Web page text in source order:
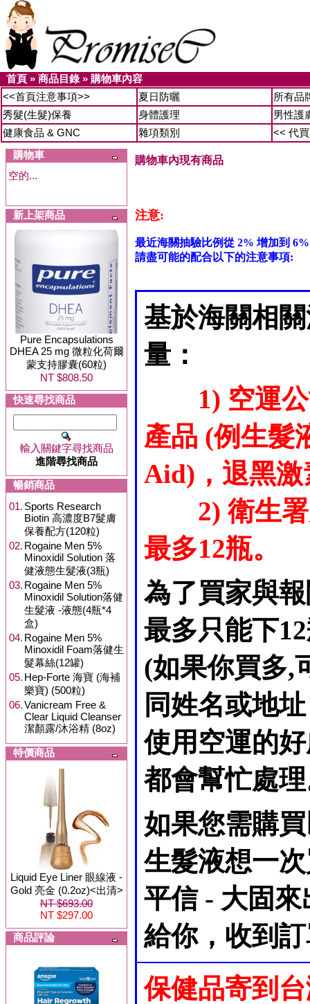
首頁 » 商品目錄» 購物車內容
<<首頁注意事項>>
夏日防曬
所有品
秀髮(生髮)保養
身體護理
男性護
健康食品 & GNC
雜項類別
<< 代
購物車
空的...
新上架商品
Pure Encapsulations
DHEA 25 mg 微粒化荷爾
蒙支持膠囊(60粒)
NT $808.50
快速尋找商品
輸入關鍵字尋找商品
進階尋找商品
暢銷商品
01. Sports Research
Biotin 高濃度B7髮膚
保養配方(120粒)
02. Rogaine Men 5%
Minoxidil Solution 落
健液態生髮液(3瓶)
03. Rogaine Men 5%
Minoxidil Solution落健
生髮液 -液態(4瓶*4
盒)
04. Rogaine Men 5%
Minoxidil Foam落健生
髮幕絲(12罐)
05. Hep-Forte 海寶 (海補
樂寶) (500粒)
06.Vanicream Free &
Clear Liquid Cleanser
潔顏露/沐浴精 (8oz)
特價商品
Liquid Eye Liner 眼線液 -
Gold 亮金 (0.2oz)<出清>
NT $693.00
NT $297.00
商品評論
購物車內現有商品
注意:
最近海關抽驗比例從 2% 增加到
請盡可能的配合以下的注意事項:
基於海關相
量：
1) 空運
產品 (例生髮
Aid)，退黑
2) 衛生
最多12瓶。
為了買家與
最多只能下
(如果你買多,
同姓名或地
使用空運的
都會幫忙處
如果您需購
生髮液想一
平信 - 大固
給你，收到
保健品寄到